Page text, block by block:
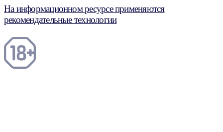
На информационном ресурсе применяются
рекомендательные технологии